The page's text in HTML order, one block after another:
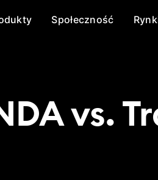
Społeczność
vs.